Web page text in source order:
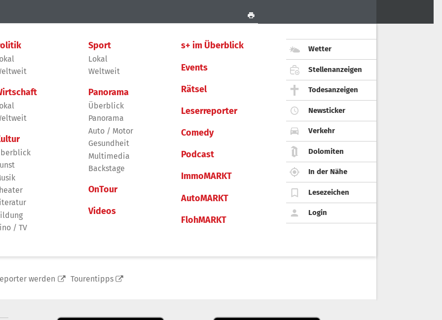
/ TV
Sport
Lokal
Weltweit
Panorama
Überblick
Panorama
Auto / Motor
Gesundheit
Multimedia
Backstage
OnTour
Videos
s+ im Überblick
Events
Rätsel
Leserreporter
Comedy
Podcast
ImmoMARKT
AutoMARKT
FlohMARKT
Wetter
Stellenanzeigen
Todesanzeigen
Newsticker
Verkehr
Dolomiten
In der Nähe
Lesezeichen
Login
werden Tourentipps